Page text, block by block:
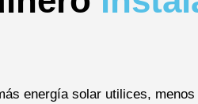
energía solar utilices,